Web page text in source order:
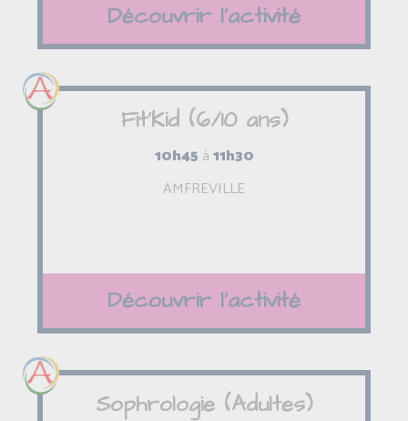
Découvrir l'activité
Fit'Kid (6/10 ans)
10h45 à11h30
AMFREVILLE
Découvrir l'activité
Sophrologie (Adultes)